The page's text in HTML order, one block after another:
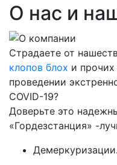
О нас и
Страдаете от
клопов блох и
проведении
COVID-19?
Доверьте это
«Гордезстанция» -
Демеркуризации.